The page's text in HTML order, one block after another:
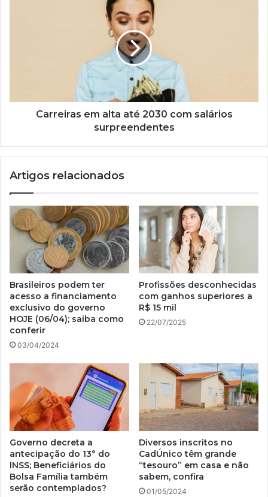
Carreiras em alta até 2030 com salários
surpreendentes
Artigos relacionados
Brasileiros podem ter
acesso a financiamento
exclusivo do governo
HOJE (06/04); saiba como
conferir
03/04/2024
Profissões desconhecidas
com ganhos superiores a
R$ 15 mil
22/07/2025
Governo decreta a
antecipação do 13° do
INSS; Beneficiários do
Bolsa Família também
serão contemplados?
Diversos inscritos no
CadÚnico têm grande
“tesouro” em casa e não
sabem, confira
01/05/2024